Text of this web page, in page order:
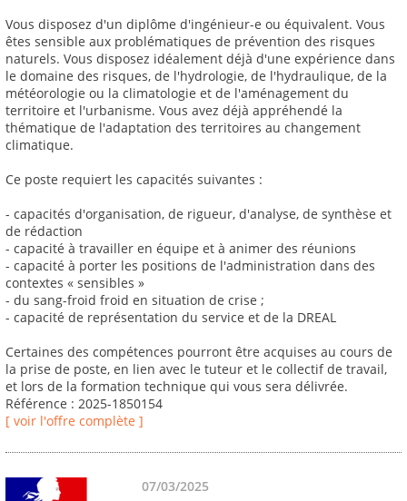
Vous disposez d'un diplôme d'ingénieur-e ou équivalent. Vous
êtes sensible aux problématiques de prévention des risques
naturels. Vous disposez idéalement déjà d'une expérience dans
le domaine des risques, de l'hydrologie, de l'hydraulique, de la
météorologie ou la climatologie et de l'aménagement du
territoire et l'urbanisme. Vous avez déjà appréhendé la
thématique de l'adaptation des territoires au changement
climatique.
Ce poste requiert les capacités suivantes :
- capacités d'organisation, de rigueur, d'analyse, de synthèse et
de rédaction
- capacité à travailler en équipe et à animer des réunions
- capacité à porter les positions de l'administration dans des
contextes « sensibles »
- du sang-froid froid en situation de crise ;
- capacité de représentation du service et de la DREAL
Certaines des compétences pourront être acquises au cours de
la prise de poste, en lien avec le tuteur et le collectif de travail,
et lors de la formation technique qui vous sera délivrée.
Référence : 2025-1850154
[ voir l'offre complète ]
07/03/2025